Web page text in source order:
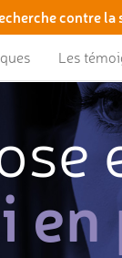
contre
Les